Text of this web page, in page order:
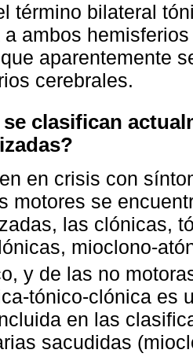
término bilateral
a ambos
aparentemente
cerebrales.
clasifican
en crisis con
motores se
las clónicas,
mioclono-
y de las no
tónico-clónica es
en las
sacudidas